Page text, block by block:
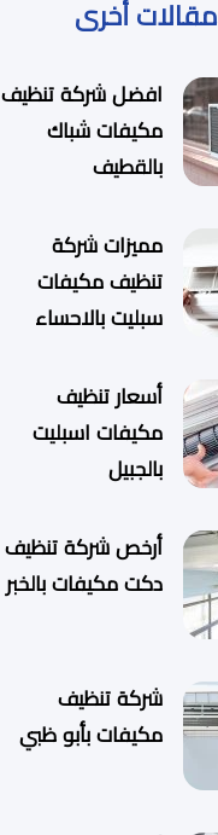
مقالات أخرى
افضل شركة تنظيف
مكيفات شباك
بالقطيف
مميزات شركة
تنظيف مكيفات
سبليت بالاحساء
أسعار تنظيف
مكيفات اسبليت
بالجبيل
أرخص شركة تنظيف
دكت مكيفات بالخبر
شركة تنظيف
مكيفات بأبو ظبي